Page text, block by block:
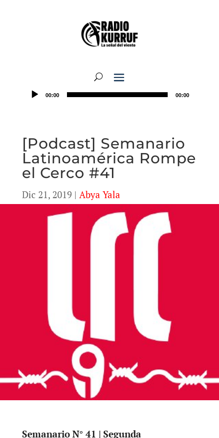
00:00 00:00
[Podcast] Semanario
Latinoamérica Rompe
el Cerco #41
Dic 21, 2019| Abya Yala
Semanario N° 41 | Segunda